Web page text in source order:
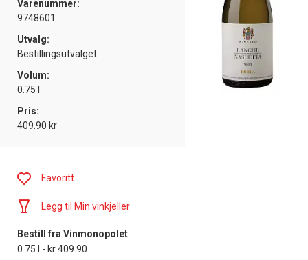
Varenummer:
9748601
Utvalg:
Bestillingsutvalget
Volum:
0.75 l
Pris:
409.90 kr
Favoritt
Legg til Min vinkjeller
Bestill fra Vinmonopolet
0.75 l - kr 409.90